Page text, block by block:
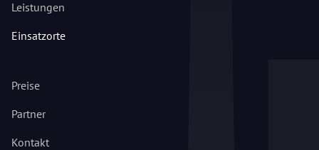
Leistungen
Einsatzorte
Preise
Partner
Kontakt